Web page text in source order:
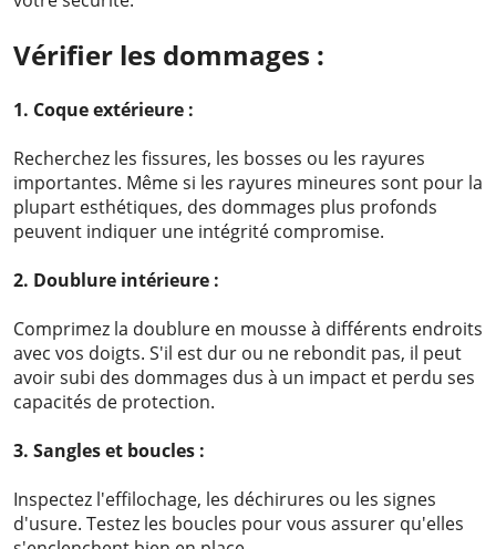
Vérifier les dommages :
1. Coque extérieure :
Recherchez les fissures, les bosses ou les rayures
importantes. Même si les rayures mineures sont pour la
plupart esthétiques, des dommages plus profonds
peuvent indiquer une intégrité compromise.
2. Doublure intérieure :
Comprimez la doublure en mousse à différents endroits
avec vos doigts. S'il est dur ou ne rebondit pas, il peut
avoir subi des dommages dus à un impact et perdu ses
capacités de protection.
3. Sangles et boucles :
Inspectez l'effilochage, les déchirures ou les signes
d'usure. Testez les boucles pour vous assurer qu'elles